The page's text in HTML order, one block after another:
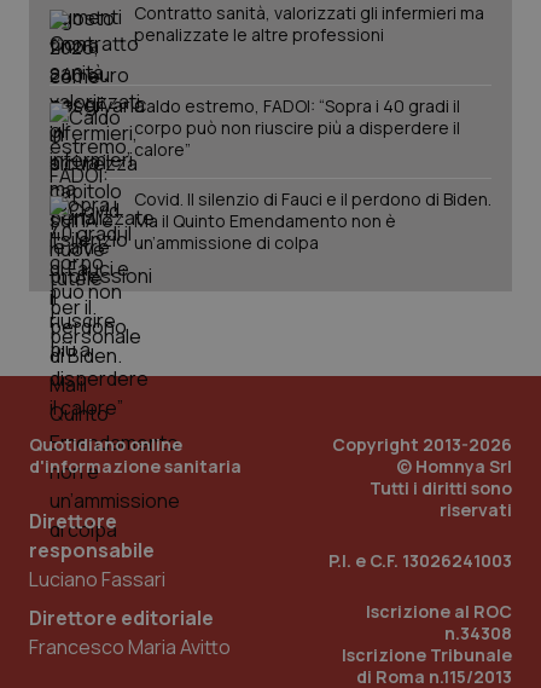
Contratto sanità, valorizzati gli infermieri ma
penalizzate le altre professioni
Caldo estremo, FADOI: “Sopra i 40 gradi il
corpo può non riuscire più a disperdere il
calore”
Covid. Il silenzio di Fauci e il perdono di Biden.
Ma il Quinto Emendamento non è
un’ammissione di colpa
Quotidiano online
d'informazione sanitaria
Direttore
responsabile
Luciano Fassari
Direttore editoriale
Francesco Maria Avitto
Copyright 2013-2026
© Homnya Srl
Tutti i diritti sono
riservati
P.I. e C.F. 13026241003
Iscrizione al ROC
n.34308
Iscrizione Tribunale
di Roma n.115/2013
PHPSESSID
PHP.net
.quotidianosanita.it
1
mese